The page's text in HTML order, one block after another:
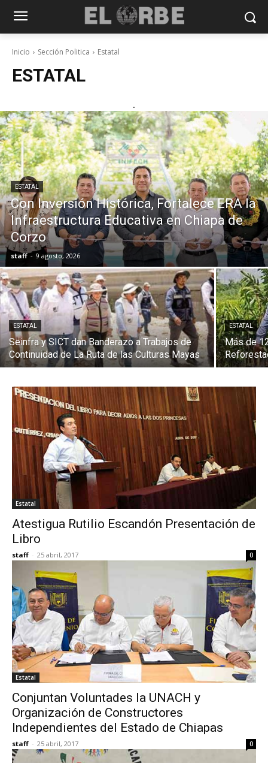
Inicio Sección Politica Estatal
ESTATAL
.
ESTATAL
Con Inversión Histórica, Fortalece ERA la
Infraestructura Educativa en Chiapa de
Corzo
staff - 9 agosto, 2026
ESTATAL
Seinfra y SICT dan Banderazo a Trabajos de
Continuidad de La Ruta de las Culturas Mayas
ESTATAL
Más de
Estatal
Atestigua Rutilio Escandón Presentación de
Libro
staff - 25 abril, 2017 0
Estatal
Conjuntan Voluntades la UNACH y
Organización de Constructores
Independientes del Estado de Chiapas
staff - 25 abril, 2017 0